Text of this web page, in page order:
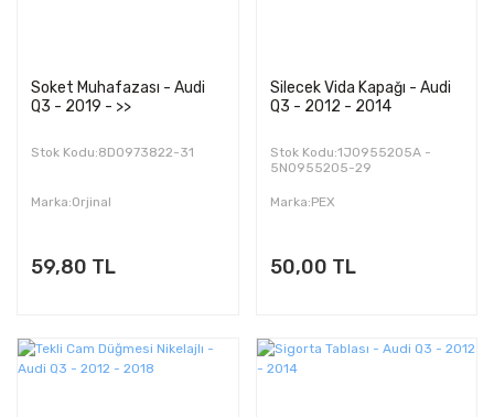
Soket Muhafazası - Audi
Q3 - 2019 - >>
Stok Kodu:8D0973822-31
Marka:Orjinal
59,80 TL
Silecek Vida Kapağı - Audi
Q3 - 2012 - 2014
Stok Kodu:1J0955205A -
5N0955205-29
Marka:PEX
50,00 TL